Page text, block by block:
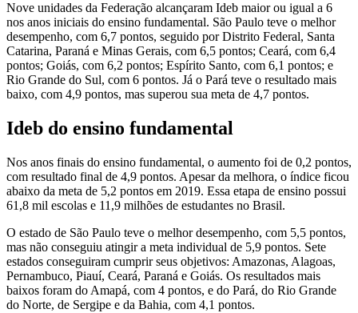
Nove unidades da Federação alcançaram Ideb maior ou igual a 6
nos anos iniciais do ensino fundamental. São Paulo teve o melhor
desempenho, com 6,7 pontos, seguido por Distrito Federal, Santa
Catarina, Paraná e Minas Gerais, com 6,5 pontos; Ceará, com 6,4
pontos; Goiás, com 6,2 pontos; Espírito Santo, com 6,1 pontos; e
Rio Grande do Sul, com 6 pontos. Já o Pará teve o resultado mais
baixo, com 4,9 pontos, mas superou sua meta de 4,7 pontos.
Ideb do ensino fundamental
Nos anos finais do ensino fundamental, o aumento foi de 0,2 pontos,
com resultado final de 4,9 pontos. Apesar da melhora, o índice ficou
abaixo da meta de 5,2 pontos em 2019. Essa etapa de ensino possui
61,8 mil escolas e 11,9 milhões de estudantes no Brasil.
O estado de São Paulo teve o melhor desempenho, com 5,5 pontos,
mas não conseguiu atingir a meta individual de 5,9 pontos. Sete
estados conseguiram cumprir seus objetivos: Amazonas, Alagoas,
Pernambuco, Piauí, Ceará, Paraná e Goiás. Os resultados mais
baixos foram do Amapá, com 4 pontos, e do Pará, do Rio Grande
do Norte, de Sergipe e da Bahia, com 4,1 pontos.